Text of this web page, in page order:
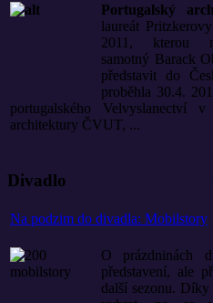
Portugalský
laureát
2011, kterou
samotný Barack
představit do
proběhla 30.4.
portugalského Velvyslanectví
architektury ČVUT, ...
Divadlo
Na podzim do divadla: Mobilstory
O prázdninách
představení, ale
další sezonu. Díky